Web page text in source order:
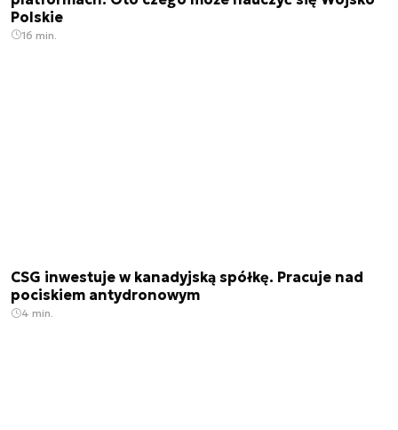
Polskie
16 min.
CSG inwestuje w kanadyjską spółkę. Pracuje nad
pociskiem antydronowym
4 min.